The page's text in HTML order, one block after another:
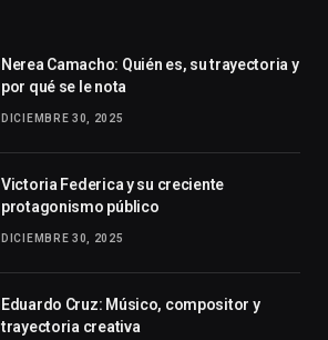
Nerea Camacho: Quién es, su trayectoria y
por qué se le nota
DICIEMBRE 30, 2025
Victoria Federica y su creciente
protagonismo público
DICIEMBRE 30, 2025
Eduardo Cruz: Músico, compositor y
trayectoria creativa